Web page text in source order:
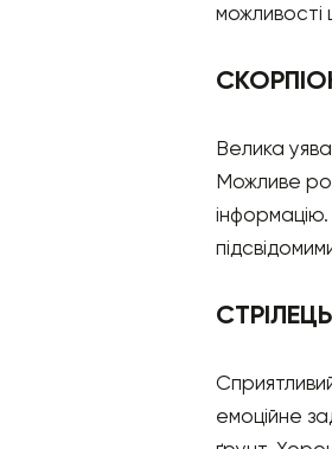
Велика
Можливе
інформацію.
СТРІЛЕЦЬ
емоційне